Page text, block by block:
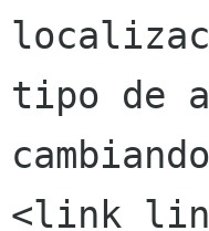
tipo de
<link